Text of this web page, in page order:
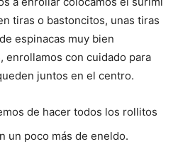
tiras o bastoncitos, unas tiras
espinacas muy bien
enrollamos con cuidado para
juntos en el centro.
de hacer todos los rollitos
un poco más de eneldo.